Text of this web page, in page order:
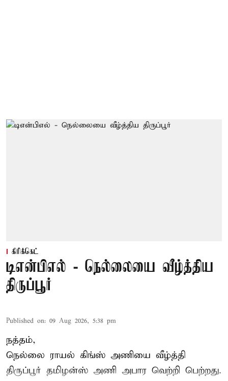
கிரிக்கெட்
டிஎன்பிஎல் - நெல்லையை வீழ்த்திய
திருப்பூர்
Published on: 09 Aug 2026, 5:38 pm
நத்தம்,
நெல்லை ராயல் கிங்ஸ் அணியை வீழ்த்தி
திருப்பூர் தமிழன்ஸ் அணி அபார வெற்றி பெற்றது.